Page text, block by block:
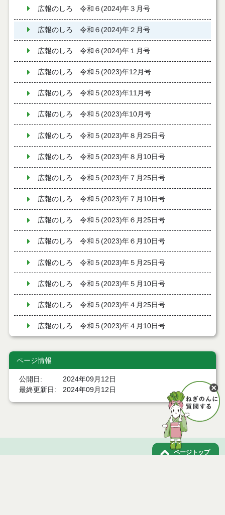
広報のしろ 令和６(2024)年３月号
広報のしろ 令和６(2024)年２月号
広報のしろ 令和６(2024)年１月号
広報のしろ 令和５(2023)年12月号
広報のしろ 令和５(2023)年11月号
広報のしろ 令和５(2023)年10月号
広報のしろ 令和５(2023)年８月25日号
広報のしろ 令和５(2023)年８月10日号
広報のしろ 令和５(2023)年７月25日号
広報のしろ 令和５(2023)年７月10日号
広報のしろ 令和５(2023)年６月25日号
広報のしろ 令和５(2023)年６月10日号
広報のしろ 令和５(2023)年５月25日号
広報のしろ 令和５(2023)年５月10日号
広報のしろ 令和５(2023)年４月25日号
広報のしろ 令和５(2023)年４月10日号
ページ情報
公開日
2024年09月12日
最終更新日
2024年09月12日
ページトップ